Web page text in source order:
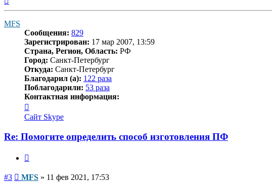
MFS
Сообщения: 829
Зарегистрирован: 17 мар 2007, 13:59
Страна, Регион, Область: РФ
Город: Санкт-Петербург
Откуда: Санкт-Петербург
Благодарил (а): 122 раза
Поблагодарили: 53 раза
Контактная информация:
информация
пользователя
Сайт Skype
Re: Помогите определить способ изготовления ПФ
#3 Сообщение
MFS » 11 фев 2021, 17:53